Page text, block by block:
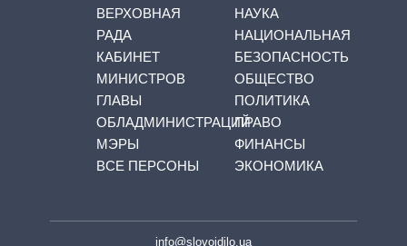
ВЕРХОВНАЯ
РАДА
КАБИНЕТ
МИНИСТРОВ
ГЛАВЫ
ОБЛАДМИНИСТРАЦИЙ
МЭРЫ
ВСЕ ПЕРСОНЫ
НАУКА
НАЦИОНАЛЬНАЯ
БЕЗОПАСНОСТЬ
ОБЩЕСТВО
ПОЛИТИКА
ПРАВО
ФИНАНСЫ
ЭКОНОМИКА
info@slovoidilo.ua